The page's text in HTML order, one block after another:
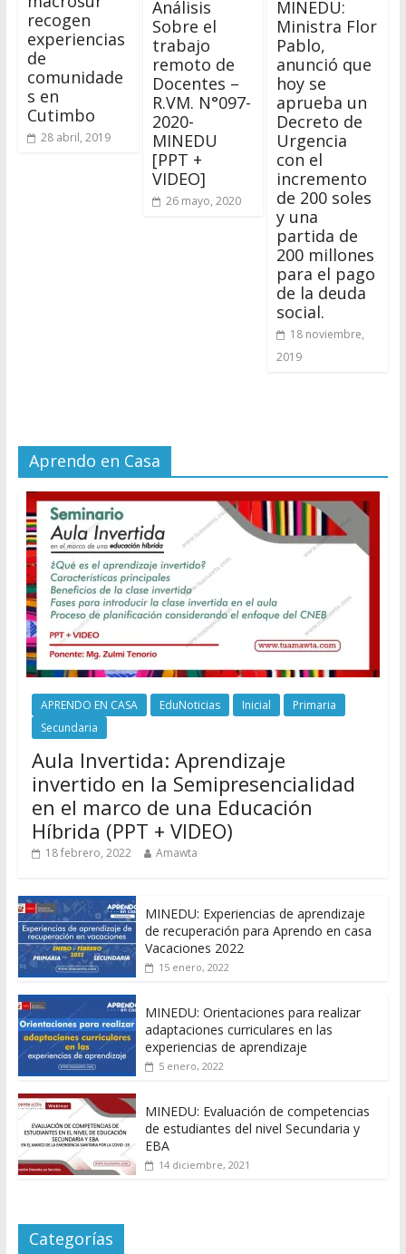
recogen
experiencias
de
comunidade
s en
Cutimbo
28 abril, 2019
Análisis
Sobre el
trabajo
remoto de
Docentes –
R.VM. N°097-
2020-
MINEDU
[PPT +
VIDEO]
26 mayo, 2020
MINEDU:
Ministra Flor
Pablo,
anunció que
hoy se
aprueba un
Decreto de
Urgencia
con el
incremento
de 200 soles
y una
partida de
200 millones
para el pago
de la deuda
social.
18 noviembre,
2019
Aprendo en Casa
APRENDO EN CASA EduNoticias Inicial
Primaria
Secundaria
Aula Invertida: Aprendizaje
invertido en la Semipresencialidad
en el marco de una Educación
Híbrida (PPT + VIDEO)
18 febrero, 2022 Amawta
MINEDU: Experiencias de aprendizaje
de recuperación para Aprendo en casa
Vacaciones 2022
15 enero, 2022
MINEDU: Orientaciones para realizar
adaptaciones curriculares en las
experiencias de aprendizaje
5 enero, 2022
MINEDU: Evaluación de competencias
de estudiantes del nivel Secundaria y
EBA
14 diciembre, 2021
Categorías